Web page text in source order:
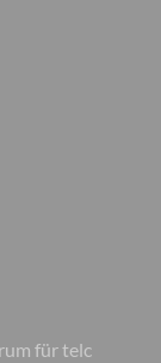
für telc